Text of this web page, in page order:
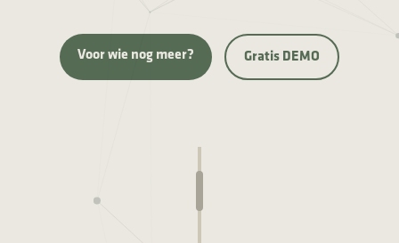
Voor wie nog meer? Gratis DEMO